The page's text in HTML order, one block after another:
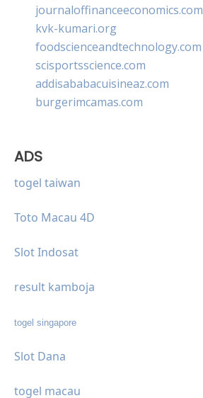
journaloffinanceeconomics.com
kvk-kumari.org
foodscienceandtechnology.com
scisportsscience.com
addisababacuisineaz.com
burgerimcamas.com
ADS
togel taiwan
Toto Macau 4D
Slot Indosat
result kamboja
togel singapore
Slot Dana
togel macau